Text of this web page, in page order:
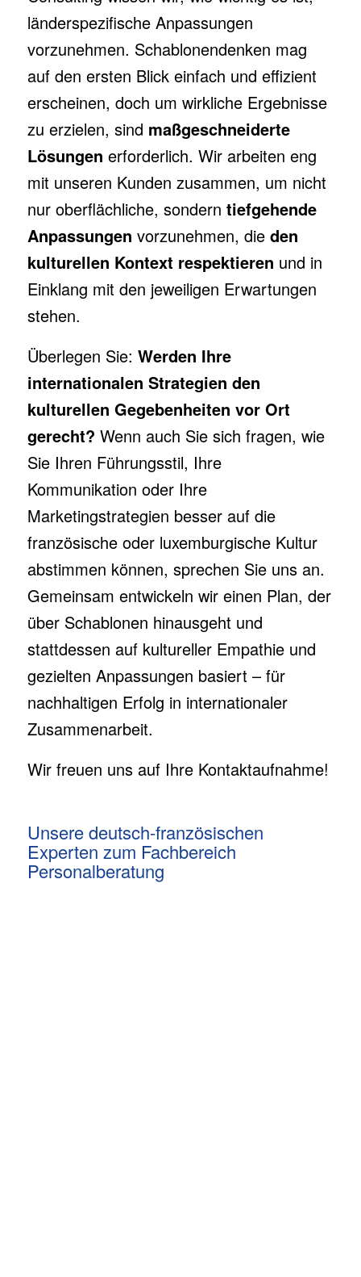
länderspezifische Anpassungen
vorzunehmen. Schablonendenken mag
auf den ersten Blick einfach und effizient
erscheinen, doch um wirkliche Ergebnisse
zu erzielen, sind maßgeschneiderte
Lösungen erforderlich. Wir arbeiten eng
mit unseren Kunden zusammen, um nicht
nur oberflächliche, sondern tiefgehende
Anpassungen vorzunehmen, die den
kulturellen Kontext respektieren und in
Einklang mit den jeweiligen Erwartungen
stehen.
Überlegen Sie: Werden Ihre
internationalen Strategien den
kulturellen Gegebenheiten vor Ort
gerecht? Wenn auch Sie sich fragen, wie
Sie Ihren Führungsstil, Ihre
Kommunikation oder Ihre
Marketingstrategien besser auf die
französische oder luxemburgische Kultur
abstimmen können, sprechen Sie uns an.
Gemeinsam entwickeln wir einen Plan, der
über Schablonen hinausgeht und
stattdessen auf kultureller Empathie und
gezielten Anpassungen basiert – für
nachhaltigen Erfolg in internationaler
Zusammenarbeit.
Wir freuen uns auf Ihre Kontaktaufnahme!
Unsere deutsch-französischen
Experten zum Fachbereich
Personalberatung